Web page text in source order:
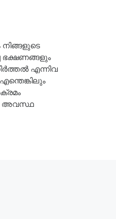
ഭക്ഷണങ്ങളും
എന്നിവ
അവസ്ഥ